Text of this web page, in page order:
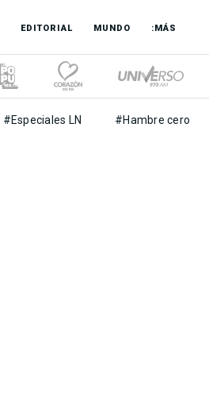
EDITORIAL MUNDO :MÁS
#Especiales LN #Hambre cero